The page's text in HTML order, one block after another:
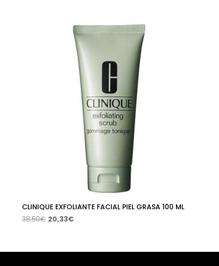
CLINIQUE EXFOLIANTE FACIAL PIEL GRASA 100 ML
38,50€ El
era:
20,33€El
es: